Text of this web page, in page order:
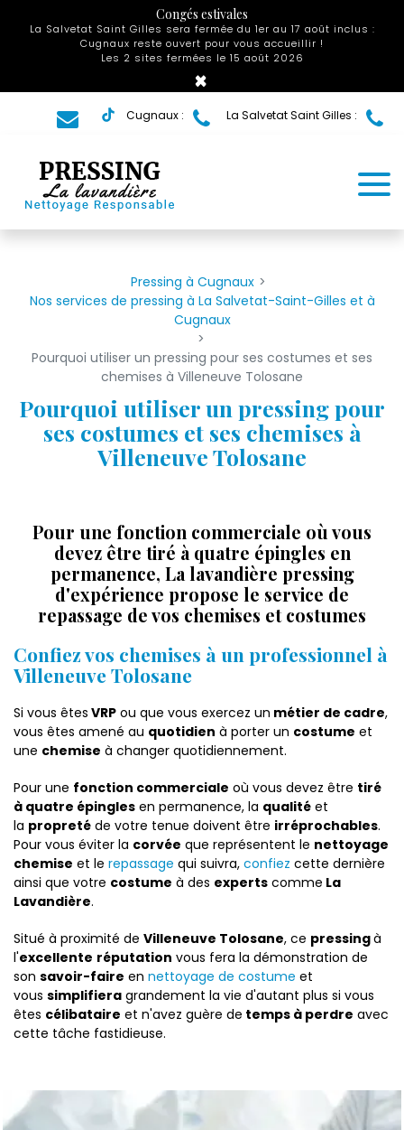
Congés estivales
La Salvetat Saint Gilles sera fermée du 1er au 17 août inclus :
Cugnaux reste ouvert pour vous accueillir !
Les 2 sites fermées le 15 août 2026
×
Cugnaux : La Salvetat Saint Gilles :
Pressing à Cugnaux
Nos services de pressing à La Salvetat-Saint-Gilles et à
Cugnaux
Pourquoi utiliser un pressing pour ses costumes et ses
chemises à Villeneuve Tolosane
Pourquoi utiliser un pressing pour
ses costumes et ses chemises à
Villeneuve Tolosane
Pour une fonction commerciale où vous
devez être tiré à quatre épingles en
permanence, La lavandière pressing
d'expérience propose le service de
repassage de vos chemises et costumes
Confiez vos chemises à un professionnel à
Villeneuve Tolosane
Si vous êtes VRP ou que vous exercez un métier de cadre,
vous êtes amené au quotidien à porter un costume et
une chemise à changer quotidiennement.
Pour une fonction commerciale où vous devez être tiré
à quatre épingles en permanence, la qualité et
la propreté de votre tenue doivent être irréprochables.
Pour vous éviter la corvée que représentent le nettoyage
chemise et le repassage qui suivra, confiez cette dernière
ainsi que votre costume à des experts comme La
Lavandière.
Situé à proximité de Villeneuve Tolosane, ce pressingà
l'excellente réputation vous fera la démonstration de
son savoir-faire en nettoyage de costume et
vous simplifiera grandement la vie d'autant plus si vous
êtes célibataire et n'avez guère de temps à perdre avec
cette tâche fastidieuse.
Panneau de gestion des cookies